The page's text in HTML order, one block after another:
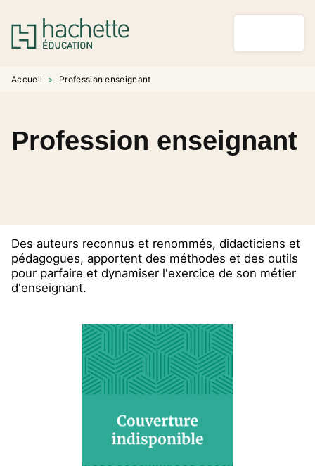
MENU RECHERCHE
PIED DE PAGE
Accueil > Profession enseignant
Profession enseignant
Des auteurs reconnus et renommés, didacticiens et
pédagogues, apportent des méthodes et des outils
pour parfaire et dynamiser l'exercice de son métier
d'enseignant.